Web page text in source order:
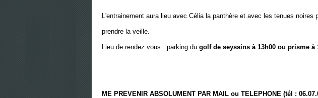
L'entrainement aura lieu avec Célia la panthère et avec les tenues noires
prendre la veille.
Lieu de rendez vous : parking du golf de seyssins à 13h00 ou prisme à
ME PREVENIR ABSOLUMENT PAR MAIL ou TELEPHONE (tél :